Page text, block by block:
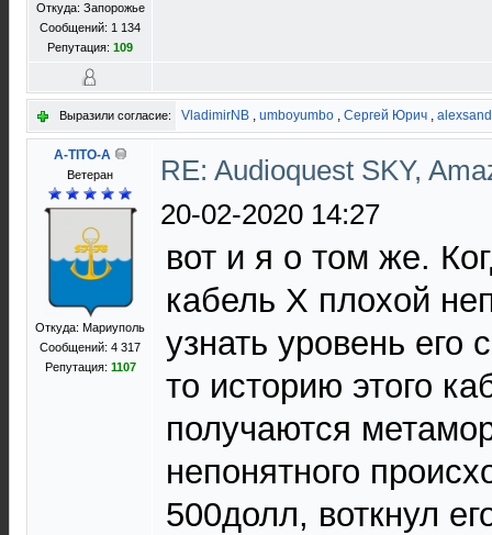
Откуда: Запорожье
Сообщений: 1 134
Репутация: 109
Выразили согласие: VladimirNB , umboyumbo , Сергей Юрич ,
A-TITO-A
Ветеран
Откуда: Мариуполь
Сообщений: 4 317
Репутация: 1107
RE: Audioquest SKY,
20-02-2020 14:27
вот и я о том же.
кабель Х плохой
узнать уровень его
то историю этого
получаются
непонятного
500долл, воткнул